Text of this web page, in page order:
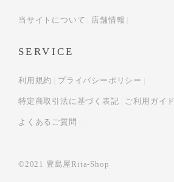
当サイトについて 店舗情報
SERVICE
利用規約 プライバシーポリシー
特定商取引法に基づく表記 ご利用ガイド
よくあるご質問
©2021 豊島屋Rita-Shop